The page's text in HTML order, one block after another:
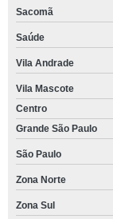
Sacomã
Saúde
Vila Andrade
Vila Mascote
Centro
Grande São Paulo
São Paulo
Zona Norte
Zona Sul